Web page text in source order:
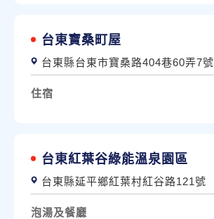
台東寶桑町屋
台東縣台東市寶桑路404巷60弄7號
住宿
台東紅葉谷綠能溫泉園區
台東縣延平鄉紅葉村紅谷路121號
泡湯及餐廳